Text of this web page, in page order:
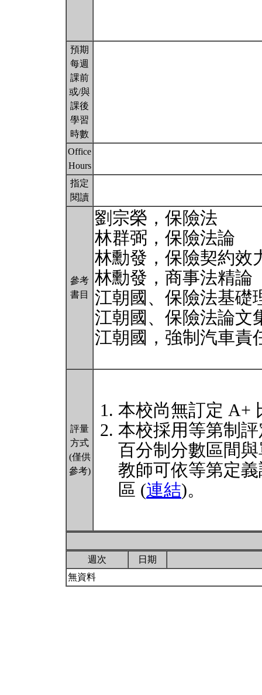
預期
每週
課前
或/與
課後
學習
時數
Office
Hours
指定
閱讀
參考
書目
劉宗榮，保險法
林群弼，保險法論
林勳發，保險契約效
林勳發，商事法精論
江朝國、保險法基礎
江朝國、保險法論文
江朝國，強制汽車責
評量
方式
(僅供
參考)
本校尚無訂定 A+
本校採用等第制
百分制分數區間
教師可依等第定
區 (連結)。
週次
日期
無資料